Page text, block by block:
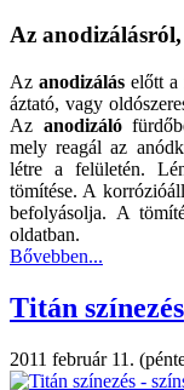
Az
Az anodizálás előtt a
áztató, vagy
Az anodizáló
mely reagál az
létre a felületén.
tömítése. A
befolyásolja. A
oldatban.
Bővebben...
Titán színezés
2011 február 11.